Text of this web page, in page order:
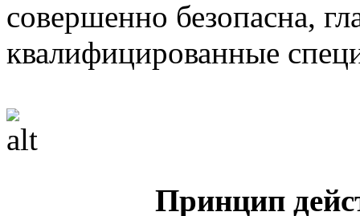
совершенно безопасна,
квалифицированные
Принцип